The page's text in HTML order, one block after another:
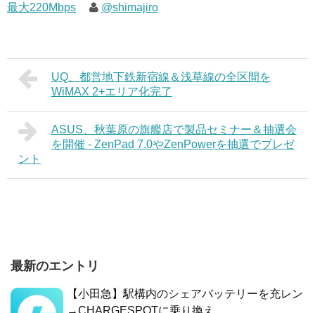
最大220Mbps
@shimajiro
UQ、都営地下鉄新宿線＆浅草線の全区間を
WiMAX 2+エリア化完了
ASUS、秋葉原の旗艦店で製品セミナー＆抽選会
を開催 - ZenPad 7.0やZenPowerを抽選でプレゼ
ント
最新のエントリ
【小田急】駅構内のシェアバッテリーを充レン
→CHARGESPOTに乗り換え